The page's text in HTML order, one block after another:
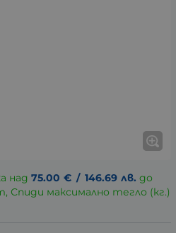
над 75.00 € / 146.69 лв. до
Спиди максимално тегло (кг.)